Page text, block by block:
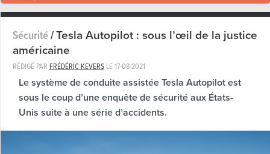
Sécurité/Tesla Autopilot : sous l’œil de la justice
américaine
RÉDIGÉ PAR FRÉDÉRIC KEVERSLE17-08-2021
Le système de conduite assistée Tesla Autopilot est
sous le coup d’une enquête de sécurité aux États-
Unis suite à une série d’accidents.